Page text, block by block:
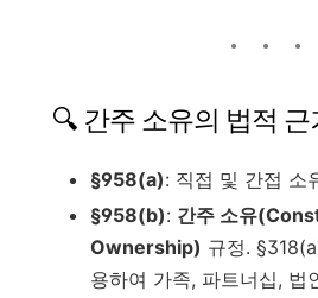
🔍 간주 소유의 법적 근
§958(a): 직접 및 간접 소
§958(b): 간주 소유
Ownership) 규정.
용하여 가족, 파트너십, 법